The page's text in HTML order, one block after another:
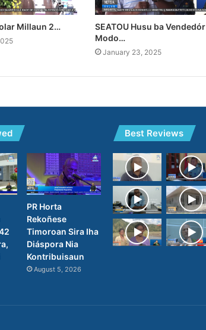
Millaun 2…
SEATOU Husu ba Vendedór
Modo…
January 23, 2025
PR Horta
Rekoñese
Timoroan Sira Iha
Diáspora Nia
Kontribuisaun
August 5, 2026
Best Reviews